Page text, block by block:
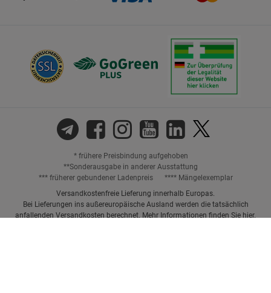
* frühere Preisbindung aufgehoben
**Sonderausgabe in anderer Ausstattung
*** früherer gebundener Ladenpreis
**** Mängelexemplar
Versandkostenfreie Lieferung innerhalb Europas.
Bei Lieferungen ins außereuropäische Ausland werden die tatsächlich
anfallenden Versandkosten berechnet. Mehr Informationen finden Sie hier.